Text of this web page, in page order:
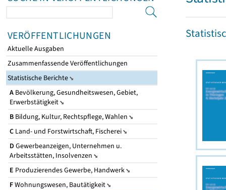
VERÖFFENTLICHUNGEN
Aktuelle Ausgaben
Zusammenfassende Veröffentlichungen
Statistische Berichte
A Bevölkerung, Gesundheitswesen, Gebiet,
Erwerbstätigkeit
B Bildung, Kultur, Rechtspflege, Wahlen
C Land- und Forstwirtschaft, Fischerei
D Gewerbeanzeigen, Unternehmen u.
Arbeitsstätten, Insolvenzen
E Produzierendes Gewerbe, Handwerk
FWohnungswesen, Bautätigkeit